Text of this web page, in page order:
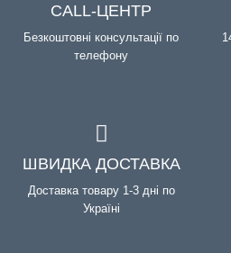
CALL-ЦЕНТР
Безкоштовні консультації по
телефону
ШВИДКА ДОСТАВКА
Доставка товару 1-3 дні по
Україні